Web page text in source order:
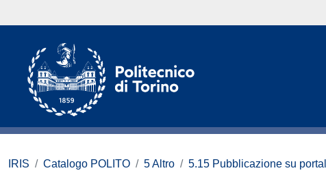
IRIS Catalogo POLITO 5 Altro 5.15 Pubblicazione su